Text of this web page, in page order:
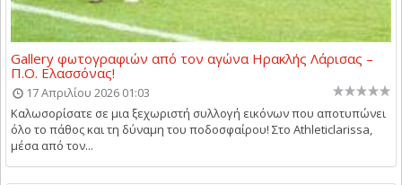
Gallery φωτογραφιών από τον αγώνα Ηρακλής Λάρισας –
Π.Ο. Ελασσόνας!
17 Απριλίου 2026 01:03
Καλωσορίσατε σε μια ξεχωριστή συλλογή εικόνων που αποτυπώνει
όλο το πάθος και τη δύναμη του ποδοσφαίρου! Στο Athleticlarissa,
μέσα από τον...